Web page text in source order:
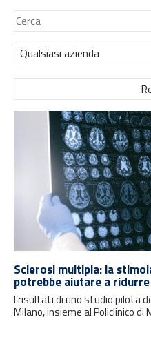
Qualsiasi azienda
Sclerosi multipla: la
potrebbe aiutare a
I risultati di uno studio pilota
Milano, insieme al Policlinico